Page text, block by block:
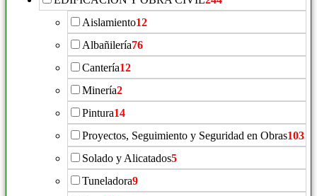
Aislamiento12
Albañilería76
Cantería12
Minería2
Pintura14
Proyectos, Seguimiento y Seguridad en Obras103
Solado y Alicatados5
Tuneladora9